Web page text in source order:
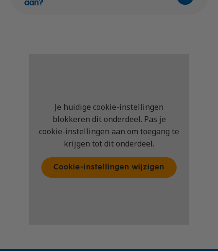
aan?
Je huidige cookie-instellingen
blokkeren dit onderdeel. Pas je
cookie-instellingen aan om toegang te
krijgen tot dit onderdeel.
Cookie-instellingen wijzigen